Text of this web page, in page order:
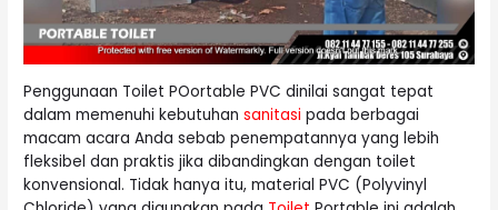
Penggunaan Toilet POortable PVC dinilai sangat tepat
dalam memenuhi kebutuhansanitasi pada berbagai
macam acara Anda sebab penempatannya yang lebih
fleksibel dan praktis jika dibandingkan dengan toilet
konvensional. Tidak hanya itu, material PVC (Polyvinyl